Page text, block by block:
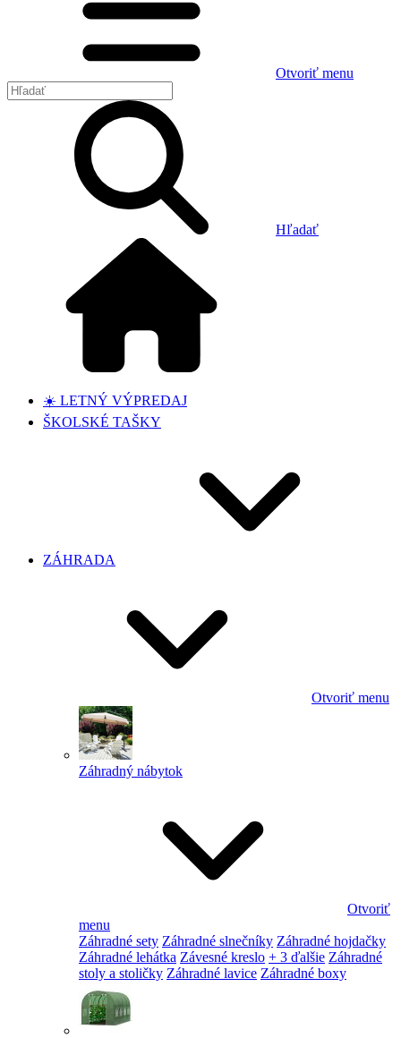
Otvoriť menu
Hľadať
☀️ LETNÝ VÝPREDAJ
ŠKOLSKÉ TAŠKY
ZÁHRADA
Otvoriť menu
Záhradný nábytok
Otvoriť
menu
Záhradné sety Záhradné slnečníky Záhradné hojdačky
Záhradné lehátka Závesné kreslo + 3 ďalšie Záhradné
stoly a stoličky Záhradné lavice Záhradné boxy